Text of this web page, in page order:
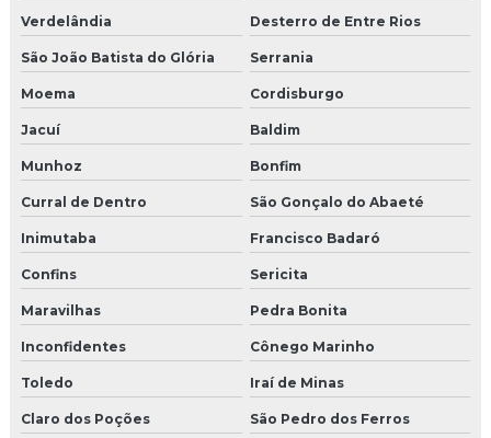
Verdelândia Desterro de Entre Rios
São João Batista do Glória Serrania
Moema Cordisburgo
Jacuí Baldim
Munhoz Bonfim
Curral de Dentro São Gonçalo do Abaeté
Inimutaba Francisco Badaró
Confins Sericita
Maravilhas Pedra Bonita
Inconfidentes Cônego Marinho
Toledo Iraí de Minas
Claro dos Poções São Pedro dos Ferros